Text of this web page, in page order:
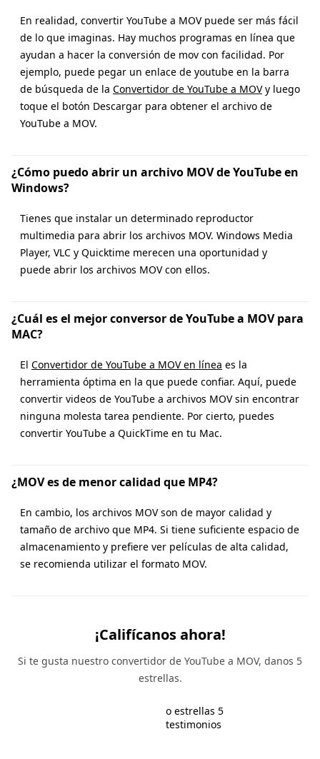
En realidad, convertir YouTube a MOV puede ser más fácil
de lo que imaginas. Hay muchos programas en línea que
ayudan a hacer la conversión de mov con facilidad. Por
ejemplo, puede pegar un enlace de youtube en la barra
de búsqueda de la Convertidor de YouTube a MOVy luego
toque el botón Descargar para obtener el archivo de
YouTube a MOV.
¿Cómo puedo abrir un archivo MOV de YouTube en
Windows?
Tienes que instalar un determinado reproductor
multimedia para abrir los archivos MOV. Windows Media
Player, VLC y Quicktime merecen una oportunidad y
puede abrir los archivos MOV con ellos.
¿Cuál es el mejor conversor de YouTube a MOV para
MAC?
El Convertidor de YouTube a MOV en línea es la
herramienta óptima en la que puede confiar. Aquí, puede
convertir videos de YouTube a archivos MOV sin encontrar
ninguna molesta tarea pendiente. Por cierto, puedes
convertir YouTube a QuickTime en tu Mac.
¿MOV es de menor calidad que MP4?
En cambio, los archivos MOV son de mayor calidad y
tamaño de archivo que MP4. Si tiene suficiente espacio de
almacenamiento y prefiere ver películas de alta calidad,
se recomienda utilizar el formato MOV.
¡Califícanos ahora!
Si te gusta nuestro convertidor de YouTube a MOV, danos 5
estrellas.
o estrellas 5
testimonios